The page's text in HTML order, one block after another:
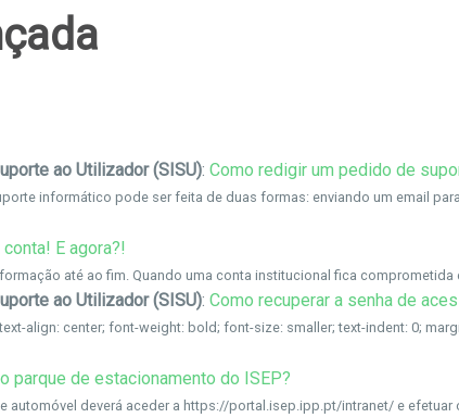
ao Utilizador (SISU): Como redigir um pedido de
informático pode ser feita de duas formas: enviando um email
E agora?!
ao Utilizador (SISU): Como recuperar a senha de
parque de estacionamento do ISEP?
automóvel deverá aceder a https://portal.isep.ipp.pt/intranet/ e